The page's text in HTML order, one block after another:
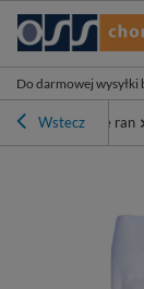
Do darmowej wysyłki
Wstecz
i leczenie ran